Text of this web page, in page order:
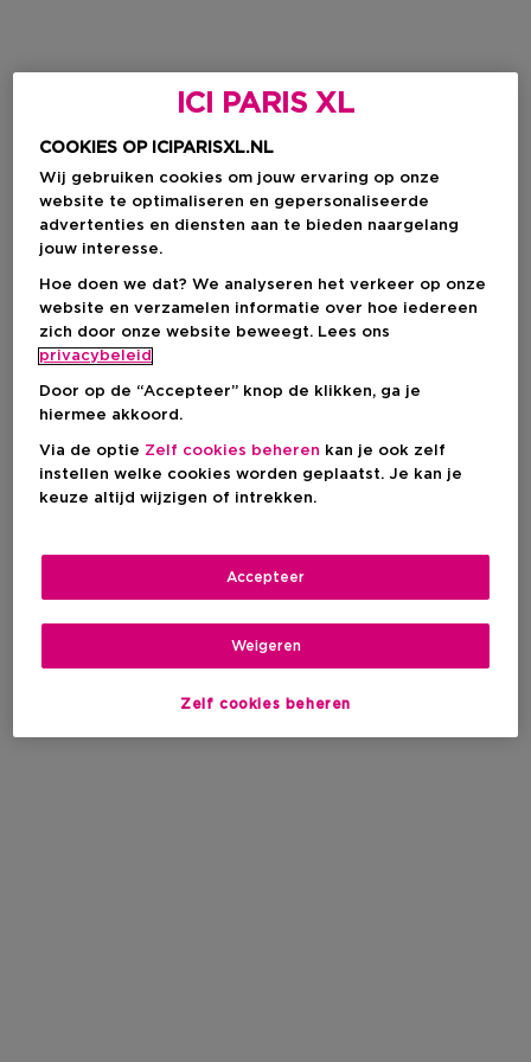
ICI PARIS XL
COOKIES OP ICIPARISXL.NL
Wij gebruiken cookies om jouw ervaring op onze
website te optimaliseren en gepersonaliseerde
advertenties en diensten aan te bieden naargelang
jouw interesse.
Hoe doen we dat? We analyseren het verkeer op onze
website en verzamelen informatie over hoe iedereen
zich door onze website beweegt. Lees ons
privacybeleid
Door op de “Accepteer” knop de klikken, ga je
hiermee akkoord.
Via de optie Zelf cookies beheren kan je ook zelf
instellen welke cookies worden geplaatst. Je kan je
keuze altijd wijzigen of intrekken.
Zelf cookies beheren
Weigeren
Accepteer